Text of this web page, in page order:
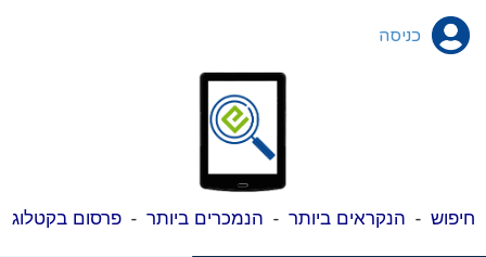
כניסה
חיפוש - הנקראים ביותר - הנמכרים ביותר -פרסום בקטלוג